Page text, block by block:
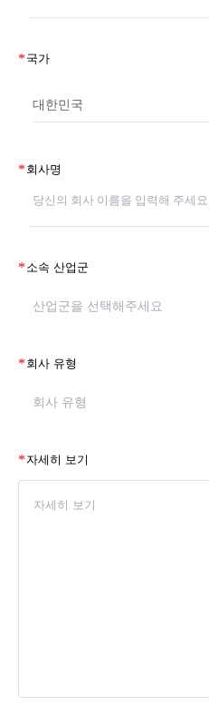
*국가
대한민국
*회사명
*소속 산업군
산업군을 선택해주세요
*회사 유형
회사 유형
*자세히 보기